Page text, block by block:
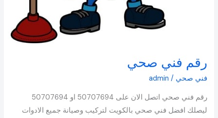
رقم فني صحي
فني صحي /
admin
رقم فني صحي اتصل الان على 50707694 او 50707694
ليصلك افضل فني صحي بالكويت لتركيب وصيانة جميع الادوات